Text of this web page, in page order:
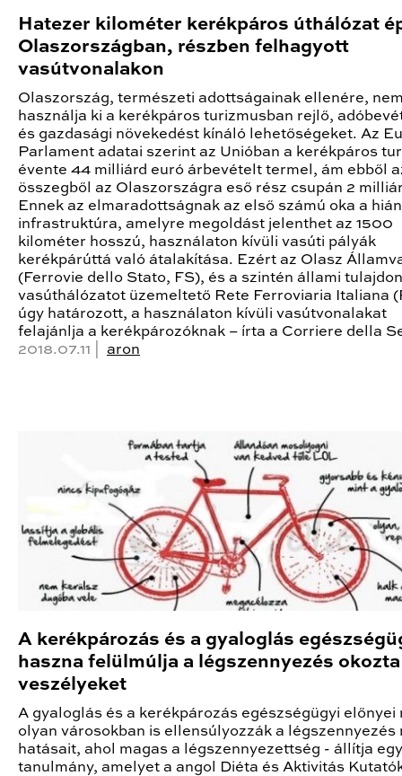
Hatezer kilométer kerékpáros úthálózat
Olaszországban, részben felhagyott
vasútvonalakon
Olaszország, természeti adottságainak ellenére,
használja ki a kerékpáros turizmusban rejlő,
és gazdasági növekedést kínáló lehetőségeket. Az
Parlament adatai szerint az Unióban a kerékpáros
évente 44 milliárd euró árbevételt termel, ám ebből
összegből az Olaszországra eső rész csupán 2
Ennek az elmaradottságnak az első számú oka a
infrastruktúra, amelyre megoldást jelenthet az 1500
kilométer hosszú, használaton kívüli vasúti pályák
kerékpárúttá való átalakítása. Ezért az Olasz
(Ferrovie dello Stato, FS), és a szintén állami
vasúthálózatot üzemeltető Rete Ferroviaria Italiana
úgy határozott, a használaton kívüli vasútvonalakat
felajánlja a kerékpározóknak – írta a Corriere della
2018.07.11 | aron
A kerékpározás és a gyaloglás
haszna felülmúlja a légszennyezés okozta
veszélyeket
A gyaloglás és a kerékpározás egészségügyi előnyei
olyan városokban is ellensúlyozzák a légszennyezés
hatásait, ahol magas a légszennyezettség - állítja egy
tanulmány, amelyet a angol Diéta és Aktivitás